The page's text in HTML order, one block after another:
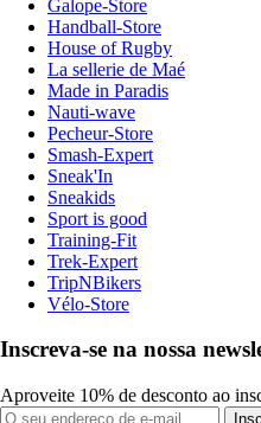
Galope-Store
Handball-Store
House of Rugby
La sellerie de Maé
Made in Paradis
Nauti-wave
Pecheur-Store
Smash-Expert
Sneak'In
Sneakids
Sport is good
Training-Fit
Trek-Expert
TripNBikers
Vélo-Store
Inscreva-se na nossa
Aproveite 10% de desconto ao